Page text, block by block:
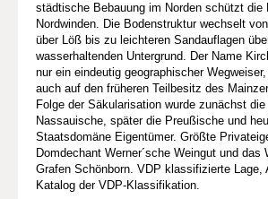
städtische Bebauung im Norden schützt die
Nordwinden. Die Bodenstruktur wechselt
über Löß bis zu leichteren Sandauflagen
wasserhaltenden Untergrund. Der Name
nur ein eindeutig geographischer
auch auf den früheren Teilbesitz des
Folge der Säkularisation wurde zunächst
Nassauische, später die Preußische und
Staatsdomäne Eigentümer. Größte
Domdechant Werner´sche Weingut und das
Grafen Schönborn. VDP klassifizierte Lage,
Katalog der VDP-Klassifikation.